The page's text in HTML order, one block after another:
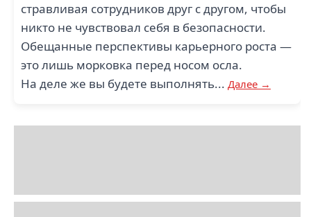
стравливая сотрудников друг с другом, чтобы
никто не чувствовал себя в безопасности.
Обещанные перспективы карьерного роста —
это лишь морковка перед носом осла.
На деле же вы будете выполнять... Далее →